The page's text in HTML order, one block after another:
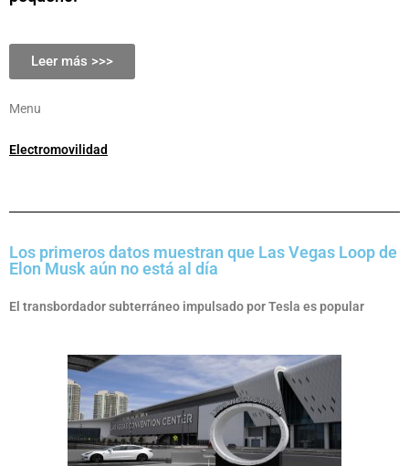
Leer más >>>
Menu
Electromovilidad
Los primeros datos muestran que Las Vegas Loop de
Elon Musk aún no está al día
El transbordador subterráneo impulsado por Tesla es popular